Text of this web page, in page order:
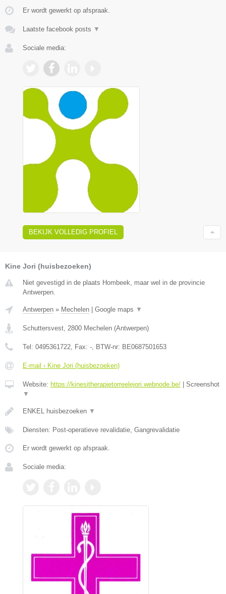
Er wordt gewerkt op afspraak.
Laatste facebook posts ▼
Sociale media:
BEKIJK VOLLEDIG PROFIEL
Kine Jori (huisbezoeken)
Niet gevestigd in de plaats Hombeek, maar wel in de provincie
Antwerpen.
Antwerpen » Mechelen Google maps ▼
Schuttersvest, 2800 Mechelen (Antwerpen)
Tel: 0495361722, Fax: -, BTW-nr: BE0687501653
E-mail › Kine Jori (huisbezoeken)
Website: https://kinesitherapietorreelejori.webnode.be/
Screenshot
▼
ENKEL huisbezoeken ▼
Diensten: Post-operatieve revalidatie, Gangrevalidatie
Er wordt gewerkt op afspraak.
Sociale media: